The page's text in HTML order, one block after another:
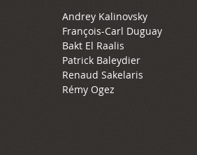
Andrey Kalinovsky
François-Carl Duguay
Bakt El Raalis
Patrick Baleydier
Renaud Sakelaris
Rémy Ogez